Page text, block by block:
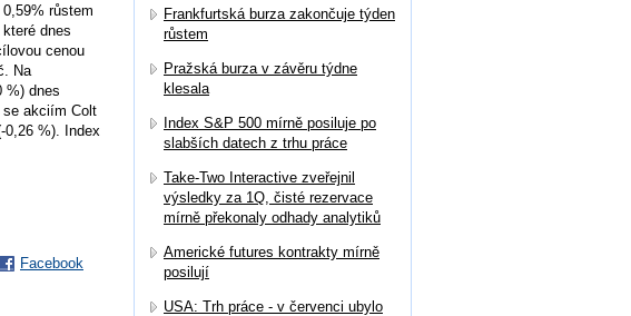
růstem
dnes
cenou
Na
%) dnes
se akciím Colt
0,26 %). Index
Facebook
Frankfurtská burza zakončuje týden
růstem
Pražská burza v závěru týdne
klesala
Index S&P 500 mírně posiluje po
slabších datech z trhu práce
Take-Two Interactive zveřejnil
výsledky za 1Q, čisté rezervace
mírně překonaly odhady analytiků
Americké futures kontrakty mírně
posilují
USA: Trh práce - v červenci ubylo